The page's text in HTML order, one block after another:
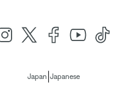
Japan Japanese